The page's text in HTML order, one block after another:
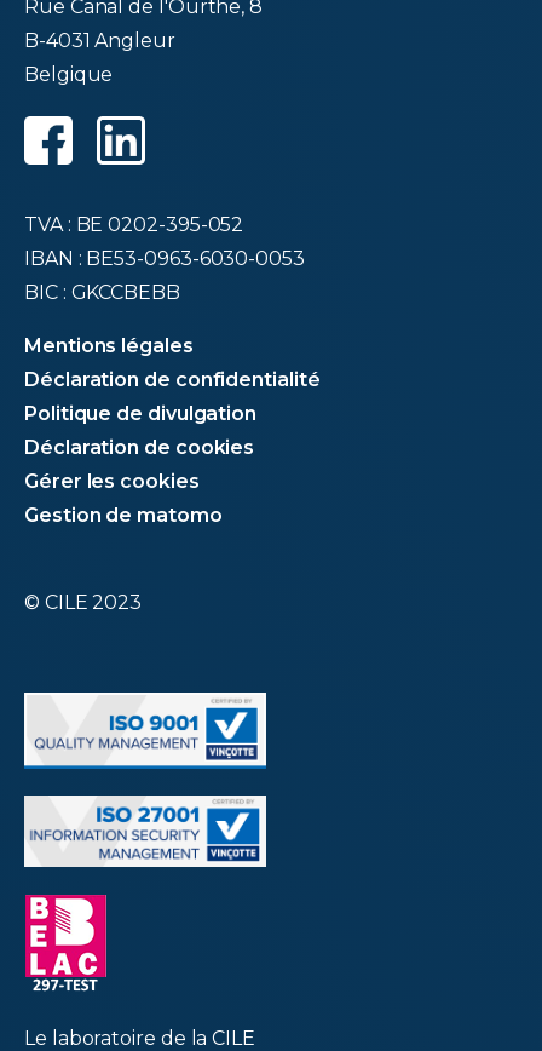
Rue Canal de l'Ourthe, 8
B-4031 Angleur
Belgique
TVA : BE 0202-395-052
IBAN : BE53-0963-6030-0053
BIC : GKCCBEBB
Mentions légales
Déclaration de confidentialité
Politique de divulgation
Déclaration de cookies
Gérer les cookies
Gestion de matomo
© CILE 2023
Le laboratoire de la CILE